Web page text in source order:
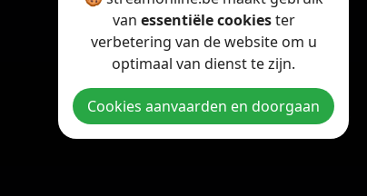
Copyright © 2026 StreamOnline.be. All rights reserved.
van essentiële cookiester
verbetering van de website om u
optimaal van dienst te zijn.
Cookies aanvaarden en doorgaan